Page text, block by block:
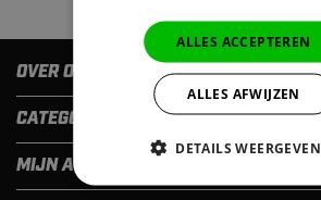
OVER ONS
CATEGORIEËN
MIJN ACCOUNT
ALLES ACCEPTEREN
ALLES AFWIJZEN
DETAILS WEERGEVEN